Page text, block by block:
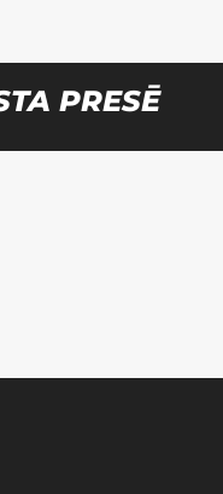
PRESĒ